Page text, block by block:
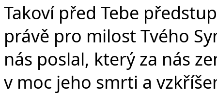
Takoví před Tebe
právě pro milost Tvého
nás poslal, který za nás
v moc jeho smrti a